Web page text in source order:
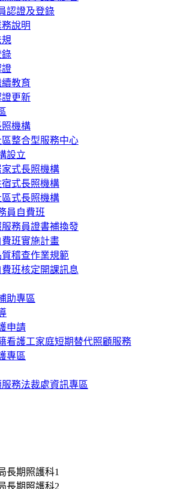
認證及登錄
務說明
規
錄
證
教育
證更新
照機構
區整合型服務中心
設立
家式長照機構
宿式長照機構
區式長照機構
員自費班
服務員證書補換發
費班實施計畫
質稽查作業規範
費班核定開課訊息
助專區
申請
看護工家庭短期替代照顧服務
專區
務法裁處資訊專區